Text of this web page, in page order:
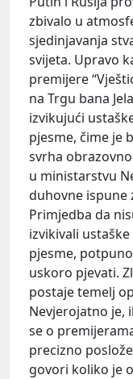
zbivalo u
sjedinjavanja
svijeta. Upravo
premijere
na Trgu bana
izvikujući
pjesme, čime je
svrha
u ministarstvu
duhovne ispune
Primjedba da
izvikivali
pjesme,
uskoro pjevati.
postaje temelj
Nevjerojatno je,
se o
precizno
govori koliko je